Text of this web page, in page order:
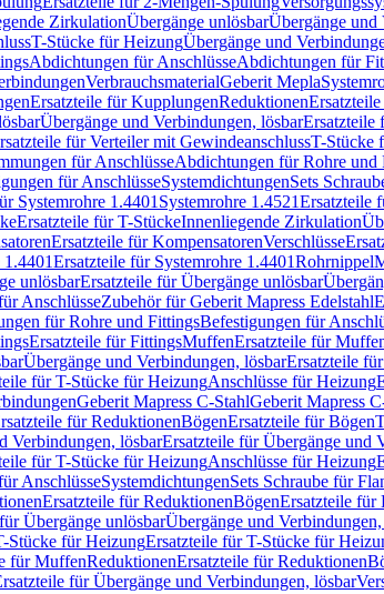
ZirkulationÜbergänge unlösbarÜbergänge und
T-Stücke für HeizungÜbergänge und
Abdichtungen für AnschlüsseAbdichtungen für
VerbrauchsmaterialGeberit Mepla
Ersatzteile für KupplungenReduktionen
Übergänge und Verbindungen, lösbarErsatzteile
für Verteiler mit GewindeanschlussT-Stücke
für AnschlüsseAbdichtungen für Rohre und
für AnschlüsseSystemdichtungenSets
Systemrohre 1.4401 Systemrohre 1.4521Ersatzteile
Ersatzteile für T-StückeInnenliegende Zirkulation
Ersatzteile für KompensatorenVerschlüsse
Ersatzteile für Systemrohre 1.4401Rohrnippel
unlösbarErsatzteile für Übergänge unlösbar
AnschlüsseZubehör für Geberit Mapress Edelstahl
für Rohre und FittingsBefestigungen für
Ersatzteile für FittingsMuffenErsatzteile für
Übergänge und Verbindungen, lösbarErsatzteile
für T-Stücke für HeizungAnschlüsse für Heizung
Geberit Mapress C-StahlGeberit Mapress
für ReduktionenBögenErsatzteile für Bögen
Verbindungen, lösbarErsatzteile für Übergänge und
für T-Stücke für HeizungAnschlüsse für Heizung
AnschlüsseSystemdichtungenSets Schraube für
Ersatzteile für ReduktionenBögenErsatzteile für
Übergänge unlösbarÜbergänge und
Stücke für HeizungErsatzteile für T-Stücke für
für MuffenReduktionenErsatzteile für Reduktionen
für Übergänge und Verbindungen, lösbar